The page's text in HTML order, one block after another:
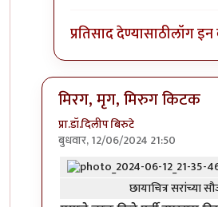
प्रतिसाद देण्यासाठीलॉग इन
मिरग, मृग, मिरुग किटक
प्रा.डॉ.दिलीप बिरुटे
बुधवार, 12/06/2024 21:50
In reply to'किडे' आवडले. by
छायाचित्र सरांच्या